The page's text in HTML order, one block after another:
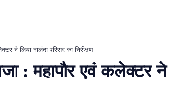
ने लिया नालंदा परिसर का निरीक्षण
: महापौर एवं कलेक्टर ने